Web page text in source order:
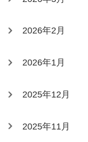
2026年2月
2026年1月
2025年12月
2025年11月